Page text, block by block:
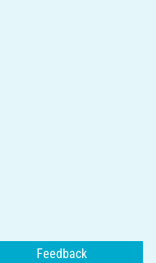
Feedback